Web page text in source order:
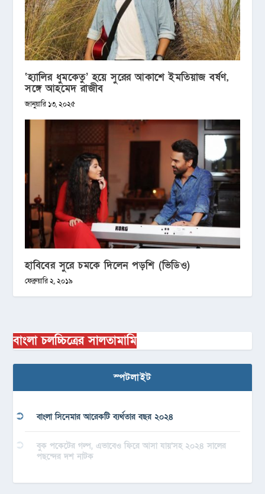
‘হ্যালির ধুমকেতু’ হয়ে সুরের আকাশে ইমতিয়াজ বর্ষণ,
সঙ্গে আহমেদ রাজীব
জানুয়ারি ১৩, ২০২৫
হাবিবের সুরে চমকে দিলেন পড়শি (ভিডিও)
ফেব্রুয়ারি ২, ২০১৯
বাংলা চলচ্চিত্রের সালতামামি
স্পটলাইট
বাংলা সিনেমার আরেকটি ব্যর্থতার বছর ২০২৪
বুক পকেটের গল্প, এভাবেও ফিরে আসা যায়’সহ ২০২৪ সালের
পছন্দের দশ নাটক